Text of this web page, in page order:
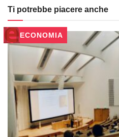
Ti potrebbe piacere anche
ECONOMIA